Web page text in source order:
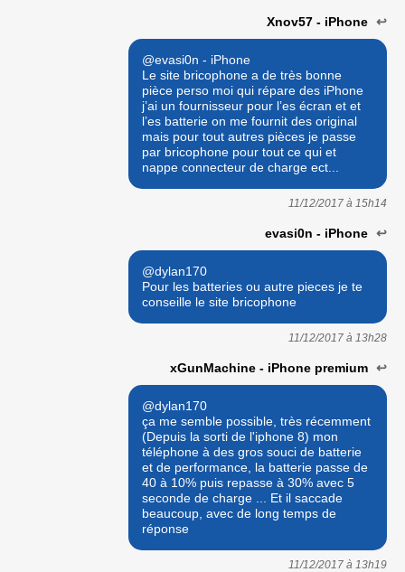
Xnov57 - iPhone ↩
@evasi0n - iPhone
Le site bricophone a de très bonne
pièce perso moi qui répare des iPhone
j’ai un fournisseur pour l’es écran et et
l’es batterie on me fournit des original
mais pour tout autres pièces je passe
par bricophone pour tout ce qui et
nappe connecteur de charge ect...
11/12/2017 à 15h14
evasi0n - iPhone ↩
@dylan170
Pour les batteries ou autre pieces je te
conseille le site bricophone
11/12/2017 à 13h28
xGunMachine - iPhone premium ↩
@dylan170
ça me semble possible, très récemment
(Depuis la sorti de l'iphone 8) mon
téléphone à des gros souci de batterie
et de performance, la batterie passe de
40 à 10% puis repasse à 30% avec 5
seconde de charge ... Et il saccade
beaucoup, avec de long temps de
réponse
11/12/2017 à 13h19